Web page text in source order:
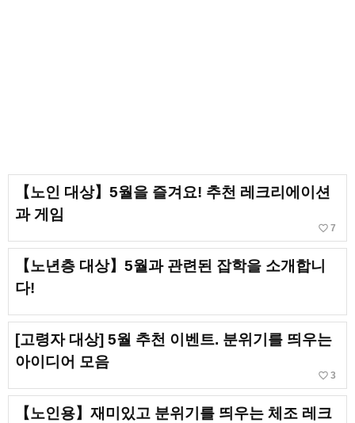
【노인 대상】5월을 즐겨요! 추천 레크리에이션
과 게임
favorite_border 7
【노년층 대상】5월과 관련된 잡학을 소개합니
다!
[고령자 대상] 5월 추천 이벤트. 분위기를 띄우는
아이디어 모음
favorite_border 3
【노인용】재미있고 분위기를 띄우는 체조 레크